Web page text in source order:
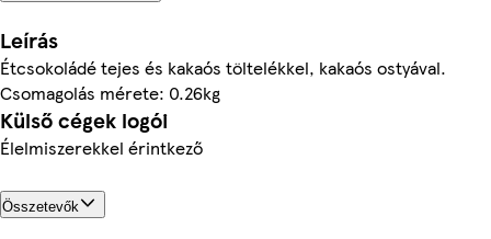
Leírás
Étcsokoládé tejes és kakaós töltelékkel, kakaós ostyával.
Csomagolás mérete: 0.26kg
Külső cégek logói
Élelmiszerekkel érintkező
Összetevők